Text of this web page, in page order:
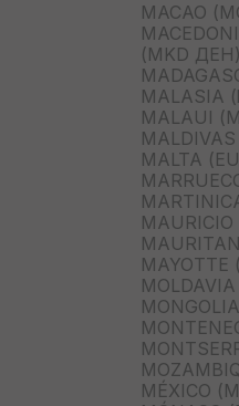
MACAO
(MKD ДЕН)
MALASIA
MALAUI
MALTA
MAYOTTE
MÉXICO